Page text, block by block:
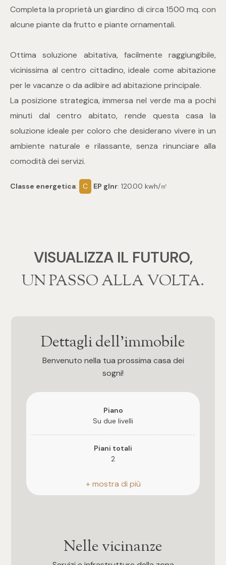
Completa la proprietà un giardino di circa 1500 mq. con
alcune piante da frutto e piante ornamentali.
Ottima soluzione abitativa, facilmente raggiungibile,
vicinissima al centro cittadino, ideale come abitazione
per le vacanze o da adibire ad abitazione principale.
La posizione strategica, immersa nel verde ma a pochi
minuti dal centro abitato, rende questa casa la
soluzione ideale per coloro che desiderano vivere in un
ambiente naturale e rilassante, senza rinunciare alla
comodità dei servizi.
Classe energetica: C EP glnr: 120.00 kwh/㎡
VISUALIZZA IL FUTURO,
‍‍UN PASSO ALLA VOLTA.
Dettagli dell'immobile
Benvenuto nella tua prossima casa dei
sogni!
Piano
Su due livelli
Piani totali
2
Riscaldamento
Autonomo
Giardino
Nelle vicinanze
Qualsiasi
2
3
4
5
5+
Qualsiasi
1
Qualsiasi